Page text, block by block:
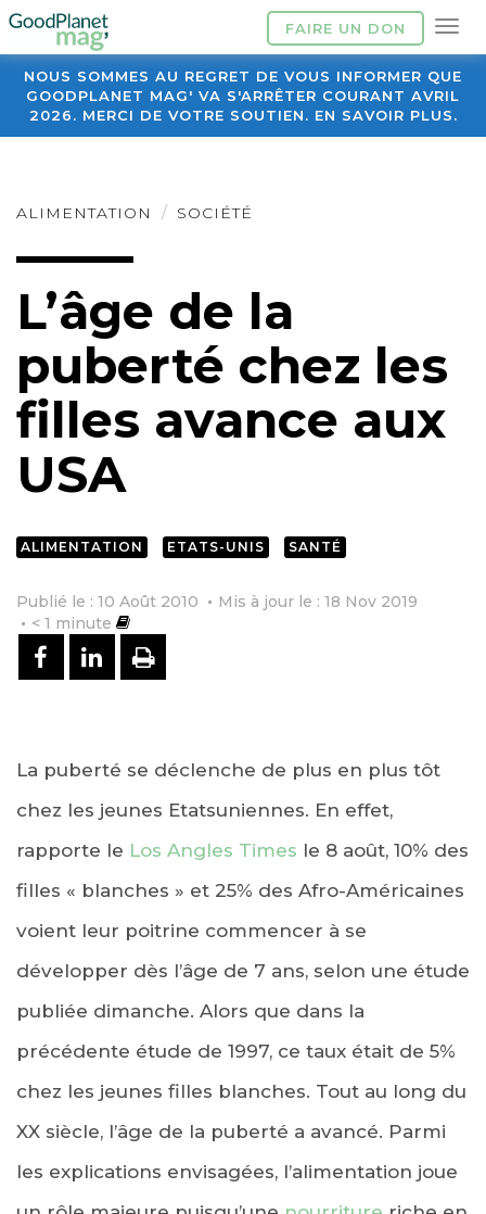
FAIRE UN DON
NOUS SOMMES AU REGRET DE VOUS INFORMER QUE
GOODPLANET MAG' VA S'ARRÊTER COURANT AVRIL
2026. MERCI DE VOTRE SOUTIEN. EN SAVOIR PLUS.
ALIMENTATION SOCIÉTÉ
L’âge de la
puberté chez les
filles avance aux
USA
ALIMENTATION ETATS-UNIS SANTÉ
Publié le : 10 Août 2010
Mis à jour le : 18 Nov 2019
< 1 minute
PARTAGER SUR FACEBOOK
PARTAGER SUR LINKEDIN
IMPRIMER
La puberté se déclenche de plus en plus tôt
chez les jeunes Etatsuniennes. En effet,
rapporte le Los Angles Times le 8 août, 10% des
filles « blanches » et 25% des Afro-Américaines
voient leur poitrine commencer à se
développer dès l’âge de 7 ans, selon une étude
publiée dimanche. Alors que dans la
précédente étude de 1997, ce taux était de 5%
chez les jeunes filles blanches. Tout au long du
XX siècle, l’âge de la puberté a avancé. Parmi
les explications envisagées, l’alimentation joue